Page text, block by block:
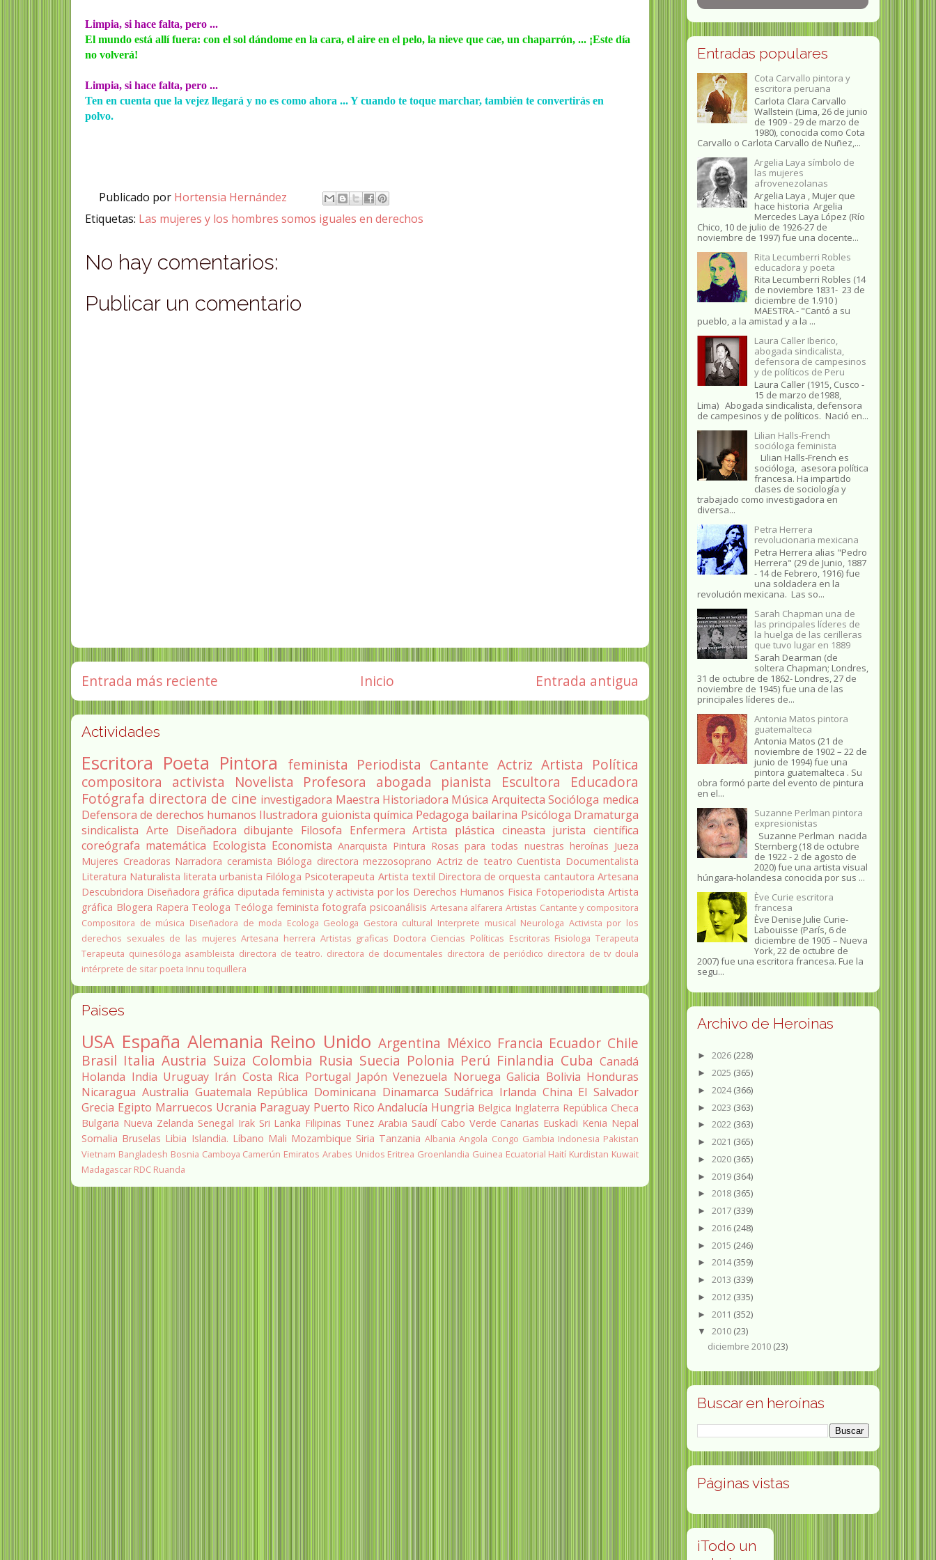
Limpia, si hace falta, pero ...
El mundo está allí fuera: con el sol dándome en la cara, el aire en el pelo, la nieve que cae, un chaparrón, ... ¡Este día
no volverá!
Limpia, si hace falta, pero ...
Ten en cuenta que la vejez llegará y no es como ahora ... Y cuando te toque marchar, también te convertirás en
polvo.
Publicado por Hortensia Hernández
Etiquetas: Las mujeres y los hombres somos iguales en derechos
No hay comentarios:
Publicar un comentario
Entrada más reciente Entrada antigua
Inicio
Actividades
Escritora Poeta Pintora feminista Periodista Cantante Actriz Artista Política
compositora
activista Novelista Profesora abogada pianista Escultora
Educadora
Fotógrafa directora de cine investigadora Maestra Historiadora Música Arquitecta Socióloga medica
Defensora de derechos humanos Ilustradora guionista química Pedagoga bailarina Psicóloga Dramaturga
sindicalista Arte Diseñadora dibujante Filosofa Enfermera Artista plástica cineasta jurista científica
coreógrafa matemática Ecologista Economista Anarquista Pintura Rosas para todas nuestras heroínas Jueza
Mujeres Creadoras Narradora ceramista Bióloga directora mezzosoprano Actriz de teatro Cuentista Documentalista
Literatura Naturalista literata urbanista Filóloga Psicoterapeuta Artista textil Directora de orquesta cantautora Artesana
Descubridora Diseñadora gráfica diputada feminista y activista por los Derechos Humanos Fisica Fotoperiodista Artista
gráfica Blogera Rapera Teologa Teóloga feminista fotografa psicoanálisis Artesana alfarera Artistas Cantante y compositora
Compositora de música Diseñadora de moda Ecologa Geologa Gestora cultural Interprete musical Neurologa Activista por los
derechos sexuales de las mujeres Artesana herrera Artistas graficas Doctora Ciencias Políticas Escritoras Fisiologa Terapeuta
Terapeuta quinesóloga asambleista directora de teatro. directora de documentales directora de periódico directora de tv doula
intérprete de sitar poeta Innu toquillera
Paises
USA España Alemania Reino Unido Argentina México Francia Ecuador Chile
Brasil Italia Austria Suiza Colombia Rusia Suecia Polonia Perú Finlandia Cuba Canadá
Holanda India Uruguay Irán Costa Rica Portugal Japón Venezuela Noruega Galicia Bolivia Honduras
Nicaragua Australia Guatemala República Dominicana Dinamarca Sudáfrica Irlanda China El Salvador
Grecia Egipto Marruecos Ucrania Paraguay Puerto Rico Andalucía Hungria Belgica Inglaterra República Checa
Bulgaria Nueva Zelanda Senegal Irak Sri Lanka Filipinas Tunez Arabia Saudí Cabo Verde Canarias Euskadi Kenia Nepal
Somalia Bruselas Libia Islandia. Líbano Mali Mozambique Siria Tanzania Albania Angola Congo Gambia Indonesia Pakistan
Vietnam Bangladesh Bosnia Camboya Camerún Emiratos Arabes Unidos Eritrea Groenlandia Guinea Ecuatorial Haití Kurdistan Kuwait
Madagascar RDC Ruanda
Entradas populares
Cota Carvallo pintora y
escritora peruana
Carlota Clara Carvallo
Wallstein (Lima, 26 de junio
de 1909 - 29 de marzo de
1980), conocida como Cota
Carvallo o Carlota Carvallo de Nuñez,...
Argelia Laya símbolo de
las mujeres
afrovenezolanas
Argelia Laya , Mujer que
hace historia Argelia
Mercedes Laya López (Río
Chico, 10 de julio de 1926-27 de
noviembre de 1997) fue una docente...
Rita Lecumberri Robles
educadora y poeta
Rita Lecumberri Robles (14
de noviembre 1831- 23 de
diciembre de 1.910 )
MAESTRA.- "Cantó a su
pueblo, a la amistad y a la ...
Laura Caller Iberico,
abogada sindicalista,
defensora de campesinos
y de políticos de Peru
Laura Caller (1915, Cusco -
15 de marzo de1988,
Lima) Abogada sindicalista, defensora
de campesinos y de políticos. Nació en...
Lilian Halls-French
socióloga feminista
Lilian Halls-French es
socióloga, asesora política
francesa. Ha impartido
clases de sociología y
trabajado como investigadora en
diversa...
Petra Herrera
revolucionaria mexicana
Petra Herrera alias "Pedro
Herrera" (29 de Junio, 1887
- 14 de Febrero, 1916) fue
una soldadera en la
revolución mexicana. Las so...
Sarah Chapman una de
las principales líderes de
la huelga de las cerilleras
que tuvo lugar en 1889
Sarah Dearman (de
soltera Chapman; Londres,
31 de octubre de 1862​- Londres, 27 de
noviembre de 1945)​ fue una de las
principales líderes de...
Antonia Matos pintora
guatemalteca
Antonia Matos (21 de
noviembre de 1902 – 22 de
junio de 1994) fue una
pintora guatemalteca . Su
obra formó parte del evento de pintura
en el...
Suzanne Perlman pintora
expresionistas
Suzanne Perlman nacida
Sternberg (18 de octubre
de 1922 - 2 de agosto de
2020) fue una artista visual
húngara-holandesa conocida por sus ...
Ève Curie escritora
francesa
Ève Denise Julie Curie-
Labouisse (París, 6 de
diciembre de 1905 – Nueva
York, 22 de octubre de
2007) fue una escritora francesa. Fue la
segu...
Archivo de Heroinas
► 2026 (228)
► 2025 (365)
► 2024(366)
► 2023 (363)
► 2022 (363)
► 2021 (365)
► 2020 (365)
► 2019 (364)
► 2018 (365)
► 2017 (339)
► 2016 (248)
► 2015 (246)
► 2014(359)
► 2013 (339)
► 2012 (335)
► 2011 (352)
▼ 2010 (23)
diciembre 2010 (23)
Buscar en heroínas
Páginas vistas
¡Todo un